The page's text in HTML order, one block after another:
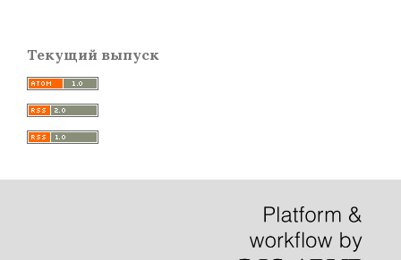
Текущий выпуск